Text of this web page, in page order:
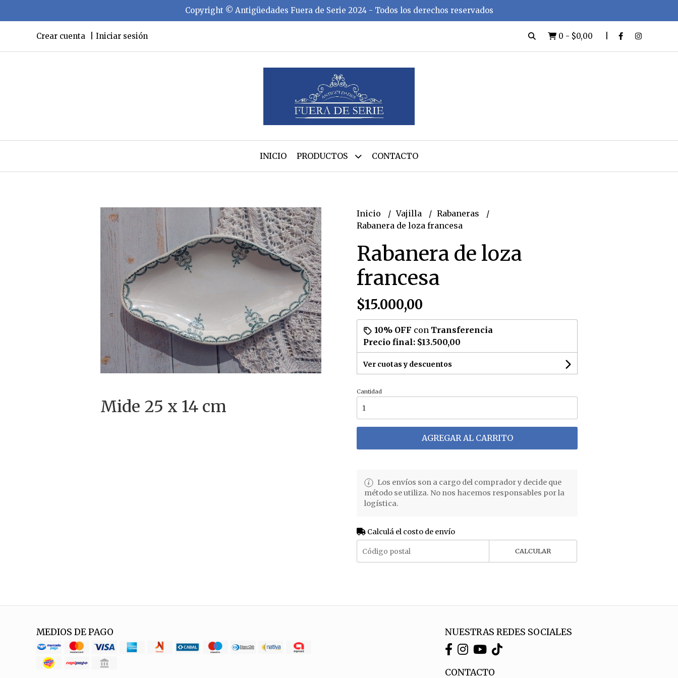
Copyright ©️ Antigüedades Fuera de Serie 2024 - Todos los derechos reservados
Crear cuenta Iniciar sesión 0 - $0,00
INICIO PRODUCTOS CONTACTO
Mide 25 x 14 cm
Inicio Vajilla
Rabaneras
Rabanera de loza francesa
Rabanera de loza
francesa
$15.000,00
10% OFF con Transferencia
Precio final: $13.500,00
Ver cuotas y descuentos
Cantidad
AGREGAR AL CARRITO
Los envíos son a cargo del comprador y decide que
método se utiliza. No nos hacemos responsables por la
logística.
Calculá el costo de envío
CALCULAR
MEDIOS DE PAGO NUESTRAS REDES SOCIALES
CONTACTO